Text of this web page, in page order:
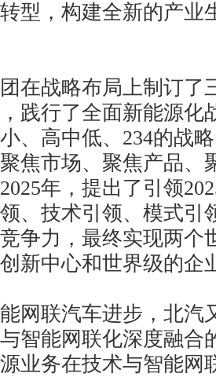
型，构建全新的产业
在战略布局上制订了
践行了全面新能源化
、高中低、234的战
焦市场、聚焦产品、
年，提出了引领
、技术引领、模式引
争力，最终实现两个
新中心和世界级的企
网联汽车进步，北汽
智能网联化深度融合
业务在技术与智能网